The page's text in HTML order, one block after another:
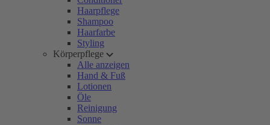
Haarpflege
Shampoo
Haarfarbe
Styling
Körperpflege
Alle anzeigen
Hand & Fuß
Lotionen
Öle
Reinigung
Sonne